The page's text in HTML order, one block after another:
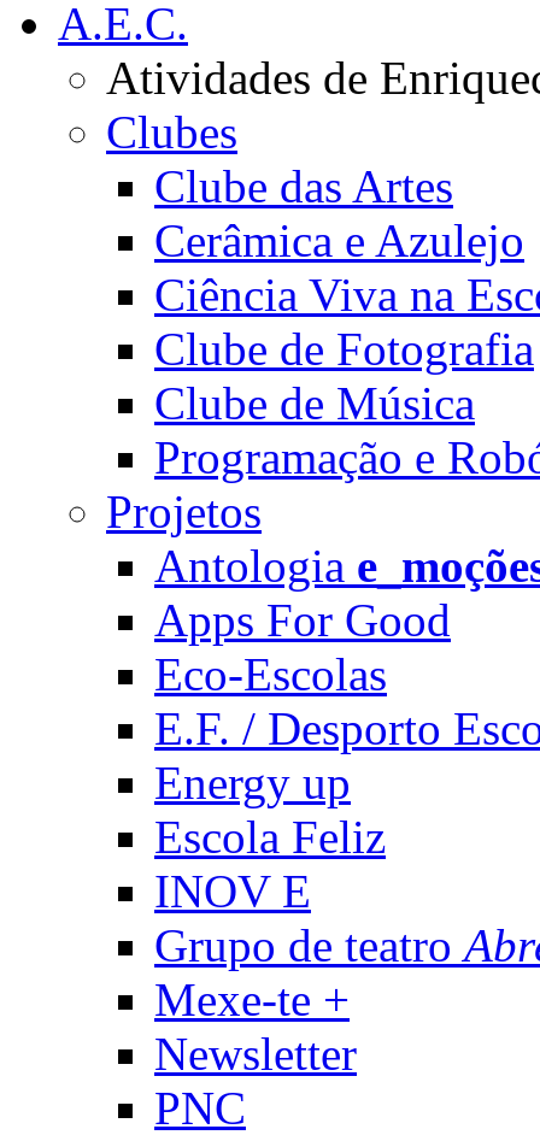
A.E.C.
Atividades de
Clubes
Clube das Artes
Cerâmica e Azulejo
Ciência Viva na
Clube de Fotografia
Clube de Música
Programação e
Projetos
Antologia
Apps For Good
Eco-Escolas
E.F. / Desporto
Energy up
Escola Feliz
INOV E
Grupo de teatro
Mexe-te +
Newsletter
PNC